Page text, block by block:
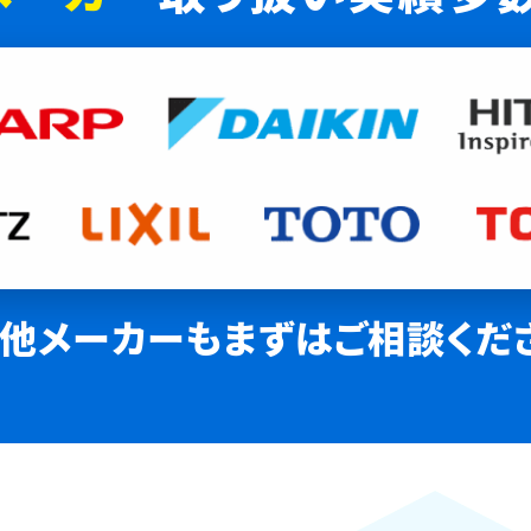
メーカーもまずはご相談くだ